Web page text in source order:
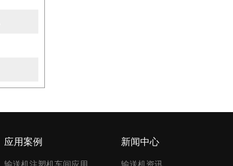
应用案例 新闻中心